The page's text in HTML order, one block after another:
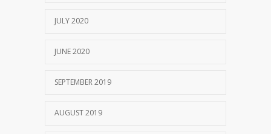
JULY 2020
JUNE 2020
SEPTEMBER 2019
AUGUST 2019